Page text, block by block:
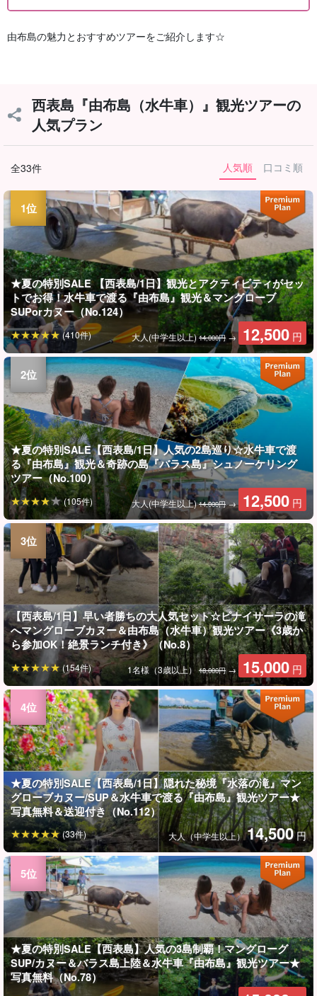
由布島の魅力とおすすめツアーをご紹介します☆
西表島『由布島（水牛車）』観光ツアーの
人気プラン
全33件 人気順 口コミ順
★夏の特別SALE 【西表島/1日】観光とアクティビティがセッ
トでお得！水牛車で渡る『由布島』観光＆マングローブ
SUPorカヌー（No.124）
大人(中学生以上)14,000円 → 12,500 円
(410件)
★夏の特別SALE【西表島/1日】人気の2島巡り☆水牛車で渡
る『由布島』観光＆奇跡の島『バラス島』シュノーケリング
ツアー（No.100）
大人(中学生以上)14,000円→ 12,500 円
(105件)
【西表島/1日】早い者勝ちの大人気セット☆ピナイサーラの滝
へマングローブカヌー＆由布島（水牛車）観光ツアー《3歳か
ら参加OK！絶景ランチ付き》（No.8）
1名様（3歳以上）18,000円→ 15,000 円
(154件)
★夏の特別SALE【西表島/1日】隠れた秘境『水落の滝』マン
グローブカヌー/SUP＆水牛車で渡る『由布島』観光ツアー★
写真無料＆送迎付き（No.112）
大人（中学生以上）14,500 円
(33件)
★夏の特別SALE【西表島】人気の3島制覇！マングローグ
SUP/カヌー＆バラス島上陸＆水牛車『由布島』観光ツアー★
写真無料（No.78）